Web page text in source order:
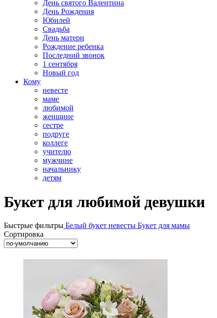
День святого Валентина
День Рождения
Юбилей
Свадьба
День матери
Рождение ребенка
Последний звонок
1 сентября
Новый год
Кому
невесте
маме
любимой
женщине
сестре
подруге
коллеге
учителю
мужчине
начальнику
детям
Букет для любимой девушки
Быстрые фильтры Белый букет невесты Букет для мамы
Сортировка